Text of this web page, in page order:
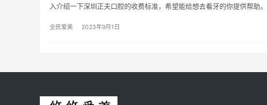
入介绍一下深圳正夫口腔的收费标准，希望能给想去看牙的你提供帮助
全民爱美 2023年9月1日